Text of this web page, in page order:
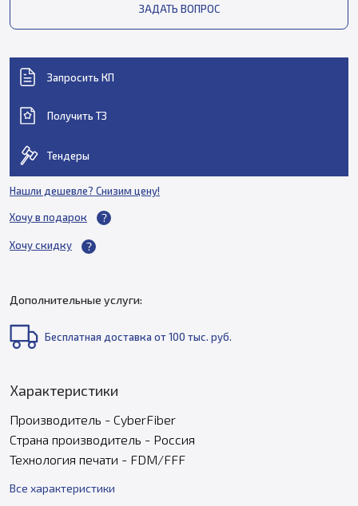
ЗАДАТЬ ВОПРОС
Запросить КП
Получить ТЗ
Тендеры
Нашли дешевле? Снизим цену!
Хочу в подарок
Хочу скидку
Дополнительные услуги:
Бесплатная доставка от 100 тыс. руб.
Характеристики
Производитель - CyberFiber
Страна производитель - Россия
Технология печати - FDM/FFF
Все характеристики